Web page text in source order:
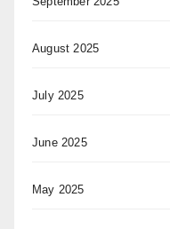
August 2025
July 2025
June 2025
May 2025